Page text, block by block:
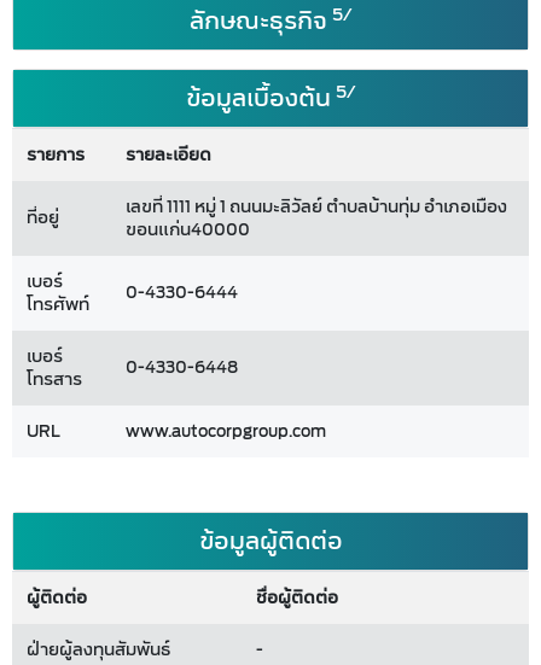
ลักษณะธุรกิจ 5/
ข้อมูลเบื้องต้น 5/
รายการ รายละเอียด
ที่อยู่
เลขที่ 1111 หมู่ 1 ถนนมะลิวัลย์ ตำบลบ้านทุ่ม อำเภอเมือง
ขอนแก่น40000
เบอร์
โทรศัพท์
0-4330-6444
เบอร์
โทรสาร
0-4330-6448
URL www.autocorpgroup.com
ข้อมูลผู้ติดต่อ
ผู้ติดต่อ
ชื่อผู้ติดต่อ
ฝ่ายผู้ลงทุนสัมพันธ์
-